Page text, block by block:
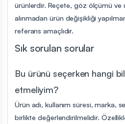
ürünlerdir. Reçete, göz ölçümü ve
alınmadan ürün değişikliği
referans amaçlıdır.
Sık sorulan sorular
Bu ürünü seçerken hangi
etmeliyim?
Ürün adı, kullanım süresi, marka,
birlikte değerlendirilmelidir.